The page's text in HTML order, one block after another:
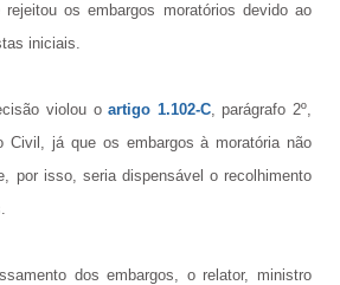
os embargos moratórios devido ao
iniciais.
violou oartigo 1.102-C, parágrafo 2º,
Civil, já que os embargos à moratória não
por isso, seria dispensável o recolhimento
dos embargos, o relator, ministro